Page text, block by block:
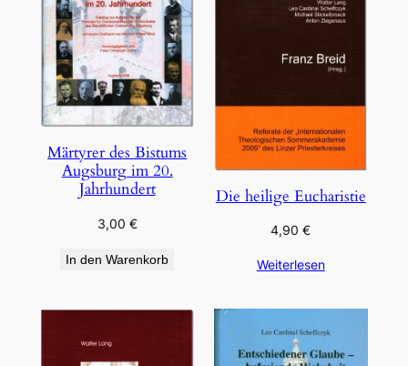
Märtyrer des Bistums
Augsburg im 20.
Jahrhundert
3,00 €
In den Warenkorb
Die heilige Eucharistie
4,90€
Weiterlesen